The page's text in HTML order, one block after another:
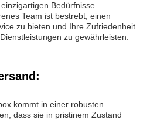
Bedürfnisse
Team ist bestrebt, einen
zu bieten und Ihre Zufriedenheit
zu gewährleisten.
kommt in einer robusten
dass sie in pristinem Zustand